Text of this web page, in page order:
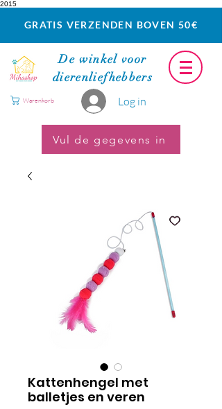
2015
GRATIS VERZENDEN BOVEN 50€
De winkel voor
dierenliefhebbers
Log in
Warenkorb
Vul de gegevens in
Kattenhengel met
balletjes en veren